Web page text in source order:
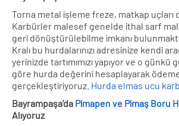
Torna metal işleme freze, matkap uçları
Karbürler malesef genelde ithal sarf
geri dönüştürülebilme imkanı
Kralı bu hurdalarınızı adresinize kendi
yerinizde tartımımızı yapıyor ve o günkü
göre hurda değerini hesaplayarak
gerçekleştiriyoruz. Hurda elmas ucu
Bayrampaşa’da Pimapen ve Pimaş Boru
Alıyoruz